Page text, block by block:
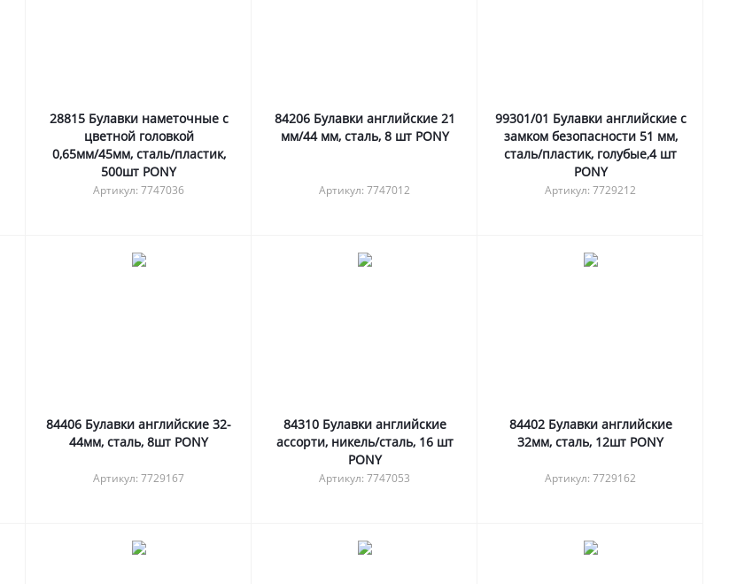
28815 Булавки наметочные с
цветной головкой
0,65мм/45мм, сталь/пластик,
500шт PONY
Артикул: 7747036
84206 Булавки английские 21
мм/44 мм, сталь, 8 шт PONY
Артикул: 7747012
99301/01 Булавки английские с
замком безопасности 51 мм,
сталь/пластик, голубые,4 шт
PONY
Артикул: 7729212
84406 Булавки английские 32-
44мм, сталь, 8шт PONY
Артикул: 7729167
84310 Булавки английские
ассорти, никель/сталь, 16 шт
PONY
Артикул: 7747053
84402 Булавки английские
32мм, сталь, 12шт PONY
Артикул: 7729162